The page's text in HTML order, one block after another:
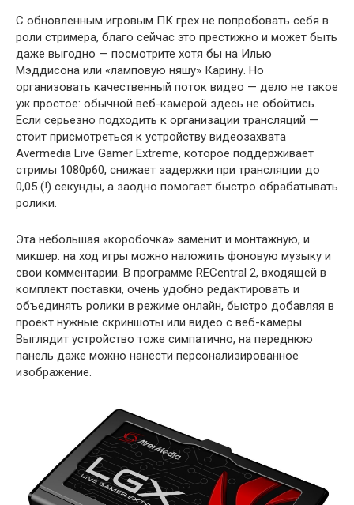
С обновленным игровым ПК грех не попробовать себя в
роли стримера, благо сейчас это престижно и может быть
даже выгодно — посмотрите хотя бы на Илью
Мэддисона или «ламповую няшу» Карину. Но
организовать качественный поток видео — дело не такое
уж простое: обычной веб-камерой здесь не обойтись.
Если серьезно подходить к организации трансляций —
стоит присмотреться к устройству видеозахвата
Avermedia Live Gamer Extreme, которое поддерживает
стримы 1080p60, снижает задержки при трансляции до
0,05 (!) секунды, а заодно помогает быстро обрабатывать
ролики.
Эта небольшая «коробочка» заменит и монтажную, и
микшер: на ход игры можно наложить фоновую музыку и
свои комментарии. В программе RECentral 2, входящей в
комплект поставки, очень удобно редактировать и
объединять ролики в режиме онлайн, быстро добавляя в
проект нужные скриншоты или видео с веб-камеры.
Выглядит устройство тоже симпатично, на переднюю
панель даже можно нанести персонализированное
изображение.